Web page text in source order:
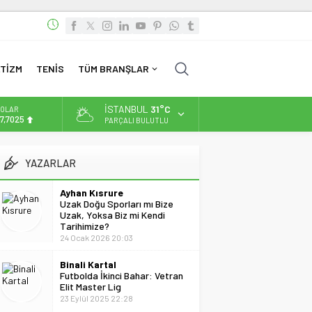
TENİS TÜM BRANŞLAR
55,0112
BİST
İSTANBUL 31°C
PARÇALI BULUTLU
YAZARLAR
Ayhan Kısrure
Uzak Doğu Sporları mı Bize
Uzak, Yoksa Biz mi Kendi
Tarihimize?
24 Ocak 2026 20:03
Binali Kartal
Futbolda İkinci Bahar: Vetran
Elit Master Lig
23 Eylül 2025 22:28